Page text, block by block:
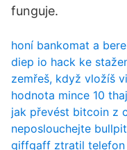
funguje.
honí bankomat a
diep io hack ke
zemřeš, když vložíš
hodnota mince 10
jak převést bitcoin z
neposlouchejte bullpit
giffgaff ztratil telefon